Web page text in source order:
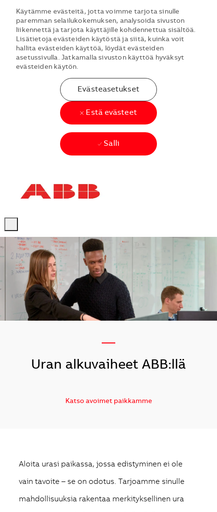
Käytämme evästeitä, jotta voimme tarjota sinulle
paremman selailukokemuksen, analysoida sivuston
liikennettä ja tarjota käyttäjille kohdennettua sisältöä.
Lisätietoja evästeiden käytöstä ja siitä, kuinka voit
hallita evästeiden käyttöä, löydät evästeiden
asetussivulla. Jatkamalla sivuston käyttöä hyväksyt
evästeiden käytön.
Evästeasetukset
Estä evästeet
Salli
—
Uran alkuvaiheet ABB:llä
Katso avoimet paikkamme
Aloita urasi paikassa, jossa edistyminen ei ole
vain tavoite – se on odotus. Tarjoamme sinulle
mahdollisuuksia rakentaa merkityksellinen ura